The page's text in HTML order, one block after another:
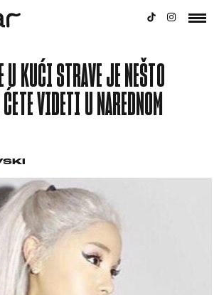
U KUĆI STRAVE JE NEŠTO
VIDETI U NAREDNOM